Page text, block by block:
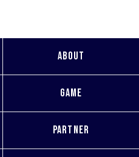
ABOUT
GAME
PARTNER